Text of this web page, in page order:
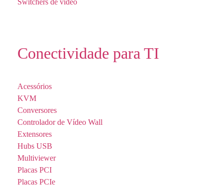
Conectividade para TI
Acessórios
KVM
Conversores
Controlador de Vídeo Wall
Extensores
Hubs USB
Multiviewer
Placas PCI
Placas PCIe